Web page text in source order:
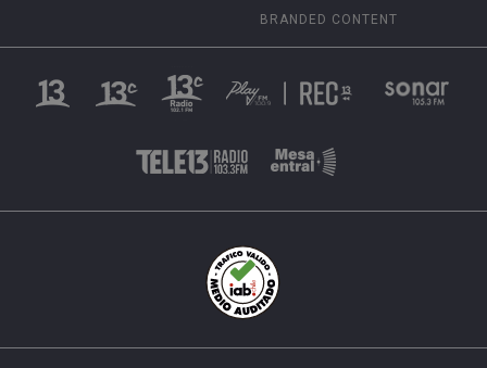
BRANDED CONTENT